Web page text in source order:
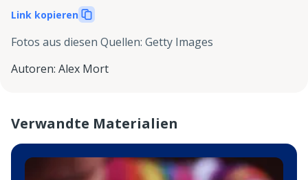
Link kopieren
Fotos aus diesen Quellen: Getty Images
Autoren: Alex Mort
Verwandte Materialien